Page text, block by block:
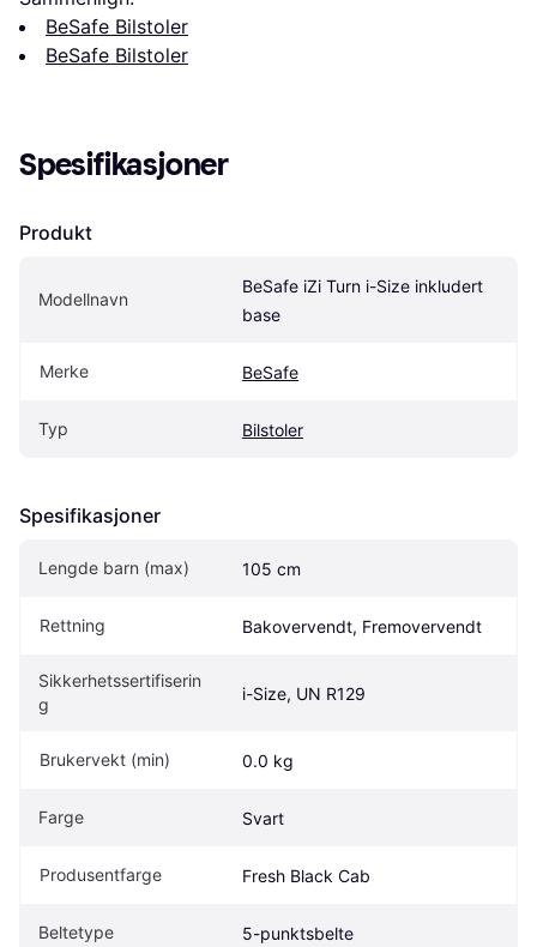
BeSafe Bilstoler
BeSafe Bilstoler
Spesifikasjoner
Produkt
Modellnavn
BeSafe iZi Turn i-Size inkludert
base
Merke BeSafe
Typ Bilstoler
Spesifikasjoner
Lengde barn (max) 105 cm
Rettning Bakovervendt, Fremovervendt
Sikkerhetssertifiserin
g
i-Size, UN R129
Brukervekt (min) 0.0 kg
Farge Svart
Produsentfarge Fresh Black Cab
Beltetype 5-punktsbelte